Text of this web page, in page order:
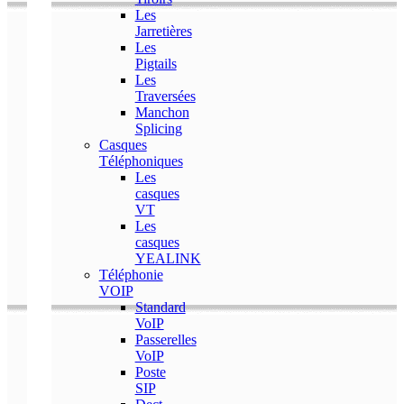
Les
Jarretières
Les
Pigtails
Les
Traversées
Manchon
Splicing
Casques
Téléphoniques
Les
casques
VT
Les
casques
YEALINK
Téléphonie
VOIP
Standard
VoIP
Passerelles
VoIP
Poste
SIP